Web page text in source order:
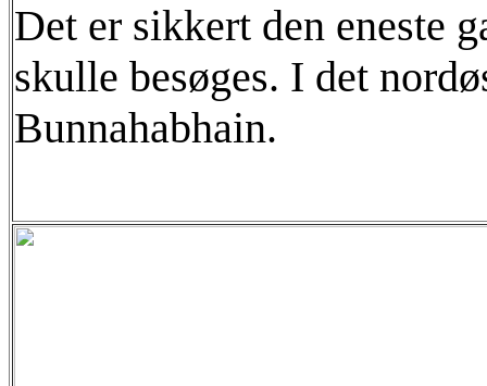
Det er sikkert den eneste
skulle besøges. I det
Bunnahabhain.